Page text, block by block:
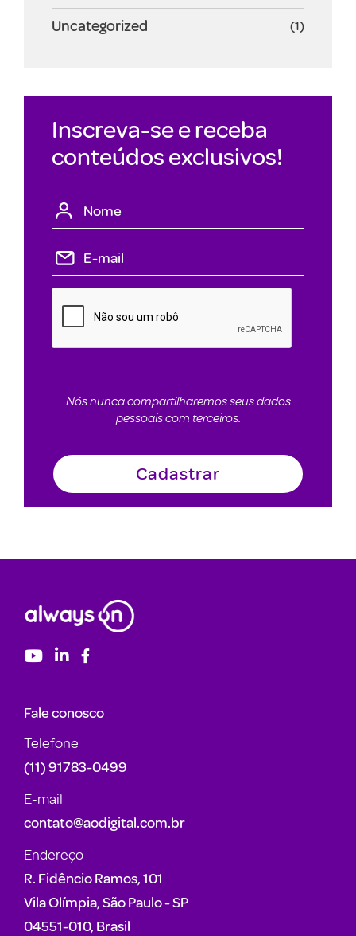
Uncategorized (1)
Inscreva-se e receba
conteúdos exclusivos!
Nós nunca compartilharemos seus dados
pessoais com terceiros.
Fale conosco
Telefone
(11) 91783-0499
E-mail
contato@aodigital.com.br
Endereço
R. Fidêncio Ramos, 101
Vila Olímpia, São Paulo - SP
04551-010, Brasil